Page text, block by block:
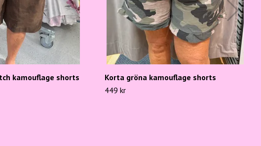
kamouflage shorts
Korta gröna kamouflage shorts
449 kr